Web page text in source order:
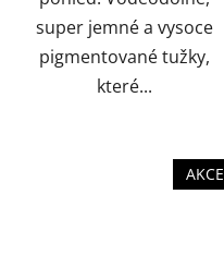
super jemné a vysoce
pigmentované tužky,
které...
AKCE